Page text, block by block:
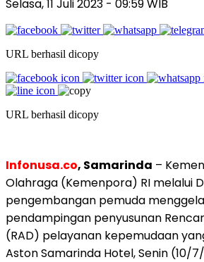
Selasa, 11 Juli 2023 - 09:59 WIB
URL berhasil dicopy
URL berhasil dicopy
Infonusa.co, Samarinda –
Olahraga (Kemenpora) RI melalui
pengembangan pemuda
pendampingan penyusunan
(RAD) pelayanan kepemudaan
Aston Samarinda Hotel, Senin (10/